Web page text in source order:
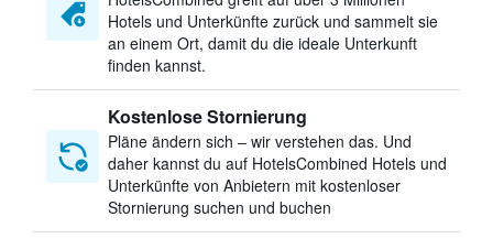
Hotels und Unterkünfte zurück und sammelt sie
an einem Ort, damit du die ideale Unterkunft
finden kannst.
Kostenlose Stornierung
Pläne ändern sich – wir verstehen das. Und
daher kannst du auf HotelsCombined Hotels und
Unterkünfte von Anbietern mit kostenloser
Stornierung suchen und buchen